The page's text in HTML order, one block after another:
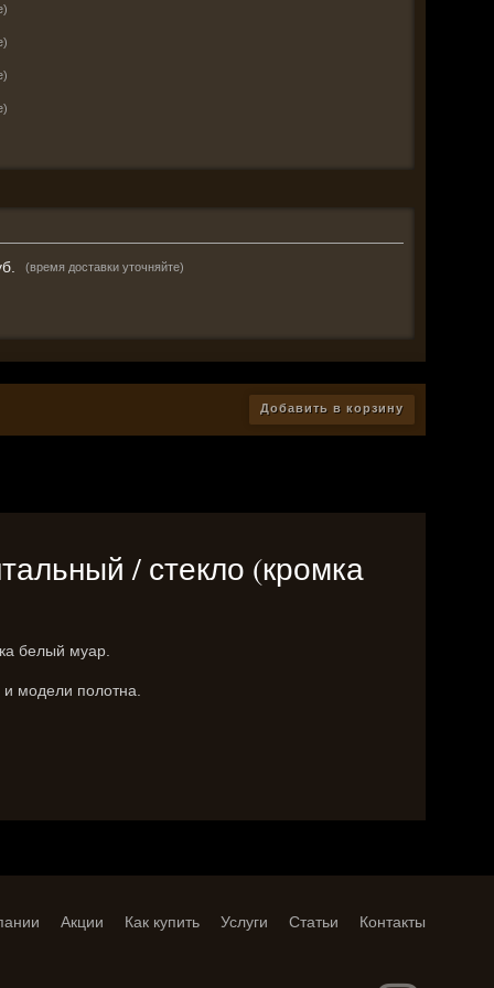
(время доставки уточняйте)
Добавить в корзину
/ стекло (кромка
белый муар.
и модели полотна.
Акции Как купить Услуги Статьи Контакты